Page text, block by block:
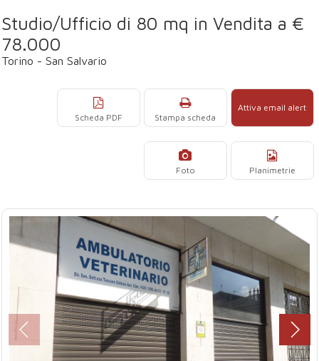
Studio/Ufficio di 80 mq in Vendita a €
78.000
Torino - San Salvario
Attiva email alert
Stampa scheda
Scheda PDF
Planimetrie
Foto